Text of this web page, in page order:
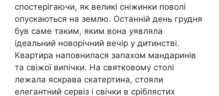
спостерігаючи, як великі сніжинки поволі
опускаються на землю. Останній день грудня
був саме таким, яким вона уявляла
ідеальний новорічний вечір у дитинстві.
Квартира наповнилася запахом мандаринів
та свіжої випічки. На святковому столі
лежала яскрава скатертина, стояли
елегантний сервіз і свічки в сріблястих